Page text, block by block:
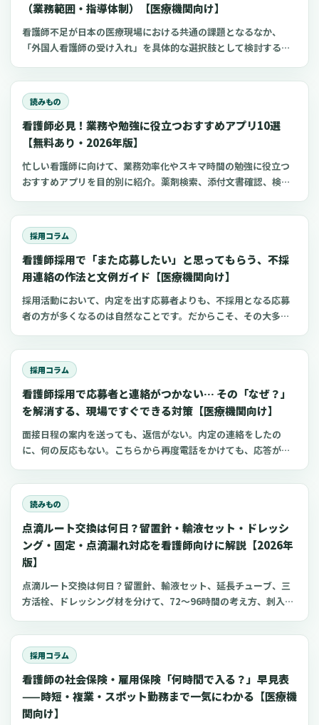
しない運用の作り方を解説します。また、現場で聞かれることが
きます。この記事は、制度導入の具体的なシステム実装や詳細な
KPI（目標とする指標）設定ではなく、まずは制度を「理解」し、
「納得」して、安心して導入を検討できることを目指してまとめ
（業務範囲・指導体制）【医療機関向け】
看護師不足が日本の医療現場における共通の課題となるなか、
「外国人看護師の受け入れ」を具体的な選択肢として検討する病
に検討を始めると、在留資格の種類の複雑さ、採用後に任せられ
る業務の範囲、そして日本の看護師国家試験に合格するまでの支
援体制の構築など、確認すべき点が多岐にわたることに気づかさ
れます。この記事では、制度に沿って一つひとつ準備を進めるこ
とで、外国人看護師の受け入れは決して“特別扱い”が必要なもの
いう視点をご提案します。外国人材の受け入れが初めての施設で
も、実務で迷いやすいポイントに絞って、制度の全体像、就労前
後の業務範囲の明確化、そして現場での指導体制の具体的な設計
す。
読みもの
看護師必見！業務や勉強に役立つおすすめアプリ10選
【無料あり・2026年版】
忙しい看護師に向けて、業務効率化やスキマ時間の勉強に役立つ
おすすめアプリを目的別に紹介。薬剤検索、添付文書確認、検査
心電図学習、シフト管理など、現場や復職準備で使いやすいアプ
リをまとめました。
採用コラム
看護師採用で「また応募したい」と思ってもらう、不採
用連絡の作法と文例ガイド【医療機関向け】
採用活動において、内定を出す応募者よりも、不採用となる応募
者の方が多くなるのは自然なことです。だからこそ、その大多数
する可能性があります。この記事は、看護師の採用に携わる院
長、看護部長、理事長、事務長、人事担当者の皆様に向けて、不
採用連絡の際に「最低限これだけは守りたい」というポイント
を、分かりやすく整理したものです。各種の法令やガイドライン
に触れつつ、特に小規模な病院やクリニック、訪問看護ステーシ
や文例を紹介します。
採用コラム
看護師採用で応募者と連絡がつかない… その「なぜ？」
を解消する、現場ですぐできる対策【医療機関向け】
面接日程の案内を送っても、返信がない。内定の連絡をしたの
に、何の反応もない。こちらから再度電話をかけても、応答がな
二度はあるのではないでしょうか。採用の現場では、応募者から
の返信がないことは、残念ながら珍しいことではありません。厚
生労働省の発表によると、看護師を含む「保健師、助産師、看護
師」の有効求人倍率は、近年2倍前後で推移しており、これは全職
業の平均と比べても高い水準です。つまり、一人の看護師さんに
対して多くの求人があり、応募者は複数の施設を同時に比較検討
否の連絡や面接の調整に時間をかけてしまうと、その間に応募者
の方が他の事業所に就職を決めてしまう可能性が高まります。実
際に、クリニック向けの経営情報サイトなどでは「合否の連絡
は、面接後3日以内が目安」といった具体的なアドバイスが見られ
るほど、採用活動のスピードは重要視されています。しかし、
付けてしまうのは、貴重な採用の機会を逃していることにつなが
るかもしれません。連絡が途絶えてしまう背景には、さまざまな
要因が複雑に絡み合っています。この記事では、応募者と連絡が
読みもの
点滴ルート交換は何日？留置針・輸液セット・ドレッシ
ング・固定・点滴漏れ対応を看護師向けに解説【2026年
版】
点滴ルート交換は何日？留置針、輸液セット、延長チューブ、三
方活栓、ドレッシング材を分けて、72〜96時間の考え方、刺入部
採用コラム
看護師の社会保険・雇用保険「何時間で入る？」早見表
——時短・複業・スポット勤務まで一気にわかる【医療機
関向け】